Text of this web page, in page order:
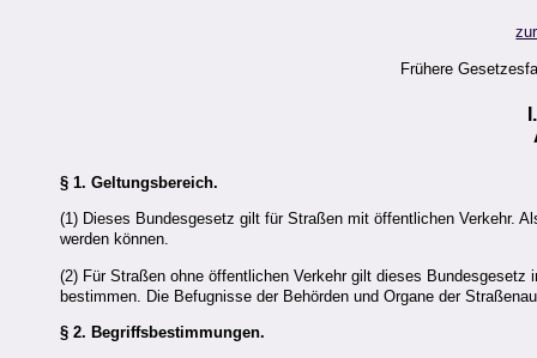
Frühere
§ 1. Geltungsbereich.
(1) Dieses Bundesgesetz gilt für Straßen mit öffentlichen Verkehr.
werden können.
(2) Für Straßen ohne öffentlichen Verkehr gilt dieses
bestimmen. Die Befugnisse der Behörden und Organe der
§ 2. Begriffsbestimmungen.